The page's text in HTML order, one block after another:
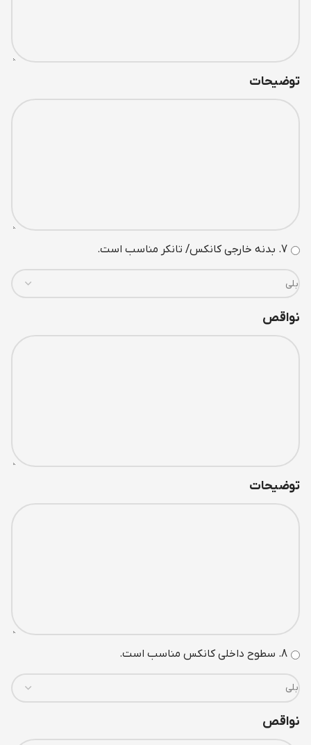
توضیحات
7. بدنه خارجی کانکس/ تانکر مناسب است.
نواقص
توضیحات
8. سطوح داخلی کانکس مناسب است.
نواقص